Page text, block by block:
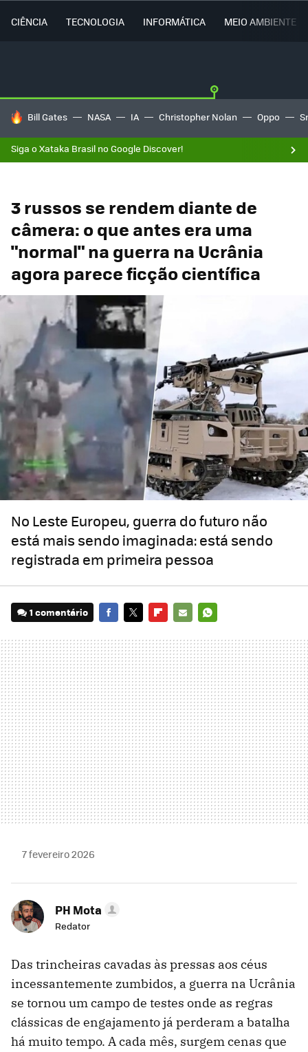
CIÊNCIA TECNOLOGIA INFORMÁTICA MEIO AMBIENTE
TENDÊNCIAS DO DIA
Bill Gates NASA IA Christopher Nolan Oppo
Siga o Xataka Brasil no Google Discover!
3 russos se rendem diante de
câmera: o que antes era uma
"normal" na guerra na Ucrânia
agora parece ficção científica
No Leste Europeu, guerra do futuro não
está mais sendo imaginada: está sendo
registrada em primeira pessoa
1 comentário
MAIL
7 fevereiro 2026
PH Mota
Redator
Das trincheiras cavadas às pressas aos céus
incessantemente zumbidos, a guerra na Ucrânia
se tornou um campo de testes onde as regras
clássicas de engajamento já perderam a batalha
há muito tempo. A cada mês, surgem cenas que